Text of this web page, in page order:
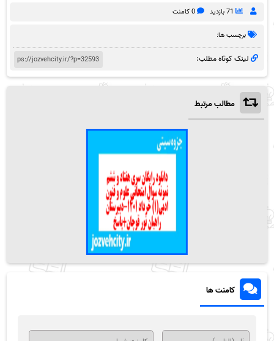
71 بازدید 0 کامنت
برچسب ها:
لینک کوتاه مطلب:
مطالب مرتبط
کامنت ها